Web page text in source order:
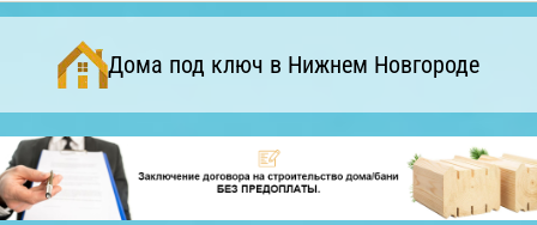
Дома под ключ в Нижнем Новгороде